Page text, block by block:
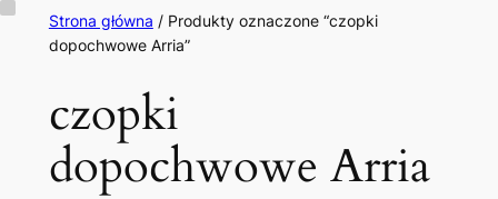
PrzejdźStrona główna / Produkty oznaczone “czopki
dopochwowe Arria”
czopki
dopochwowe Arria